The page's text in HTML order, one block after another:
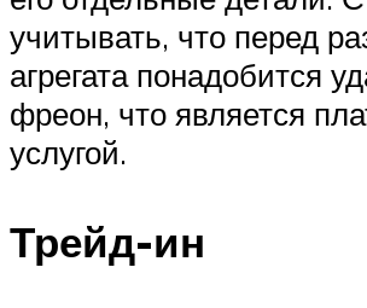
учитывать, что перед
агрегата понадобится
фреон, что является
услугой.
Трейд-ин